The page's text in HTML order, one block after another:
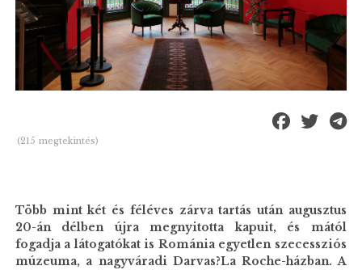
(215 megtekintés)
Több mint két és féléves zárva tartás után augusztus
20-án délben újra megnyitotta kapuit, és mától
fogadja a látogatókat is Románia egyetlen szecessziós
múzeuma, a nagyváradi Darvas?La Roche-házban. A